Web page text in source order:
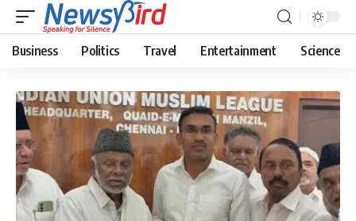
Business Politics Travel Entertainment Science